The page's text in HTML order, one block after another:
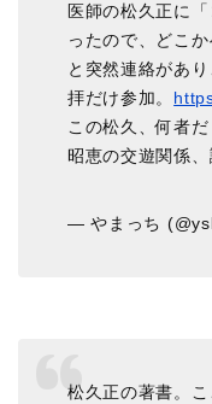
医師の松久正に
ったので、どこ
と突然連絡があ
拝だけ参加。
この松久、何者だ
昭恵の交遊関係
— やまっち
松久正の著書。